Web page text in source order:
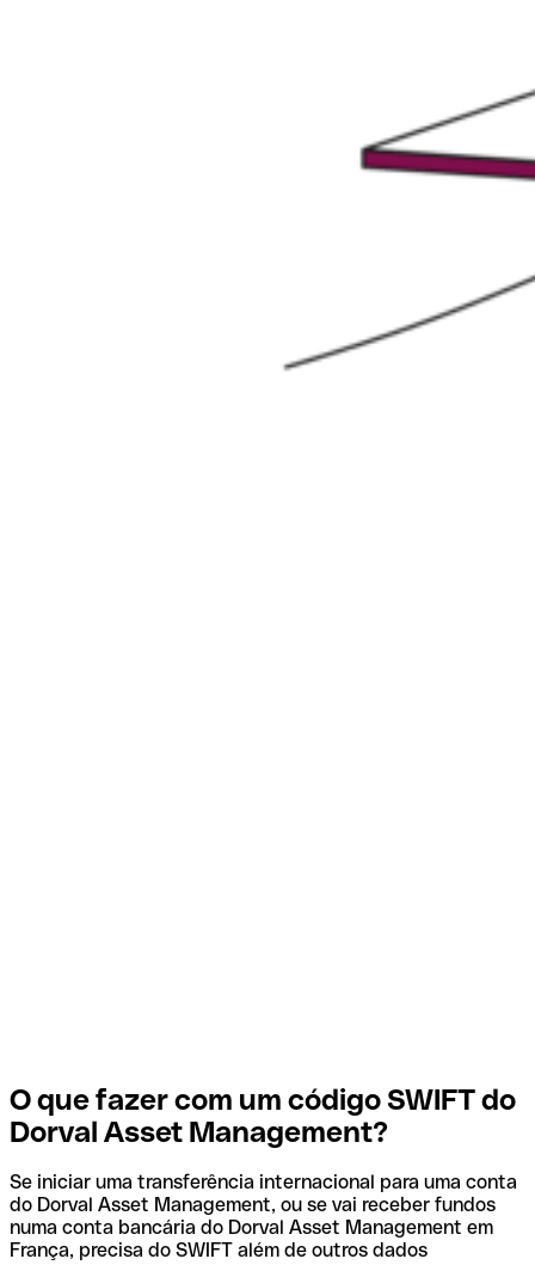
O que fazer com um código SWIFT do
Dorval Asset Management?
Se iniciar uma transferência internacional para uma conta
do Dorval Asset Management, ou se vai receber fundos
numa conta bancária do Dorval Asset Management em
França, precisa do SWIFT além de outros dados